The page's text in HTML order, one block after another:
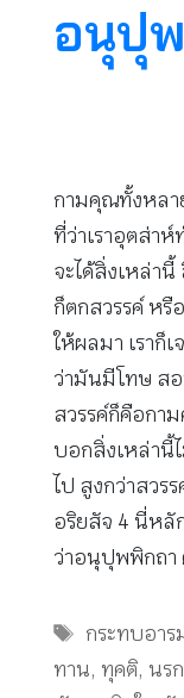
อนุปุ
กามคุณทั้งหลา
ที่ว่าเราอุตส่า
จะได้สิ่งเหล่า
ก็ตกสวรรค์ หรื
ให้ผลมา เราก็
ว่ามันมีโทษ ส
สวรรค์ก็คือกา
บอกสิ่งเหล่านี้
ไป สูงกว่าสวร
อริยสัจ 4 นี่หลั
ว่าอนุปุพพิกถา
Tags
กระทบอา
ทาน, ทุคติ, นรก